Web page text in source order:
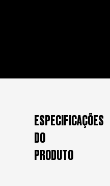
ESPECIFICAÇÕES
DO
PRODUTO